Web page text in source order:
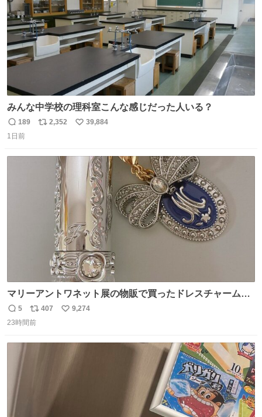
みんな中学校の理科室こんな感じだった人いる？
返
信
189
リ
2,352
い
39,884
1日前
マリーアントワネット展の物販で買ったドレスチャームを
流行りのめじるしアクセサリーにして、リップにつけた
り、同じく物販で購入したシュシュにつけたりしています
返
信
5
リ
ポ
407
い
9,274
23時間前